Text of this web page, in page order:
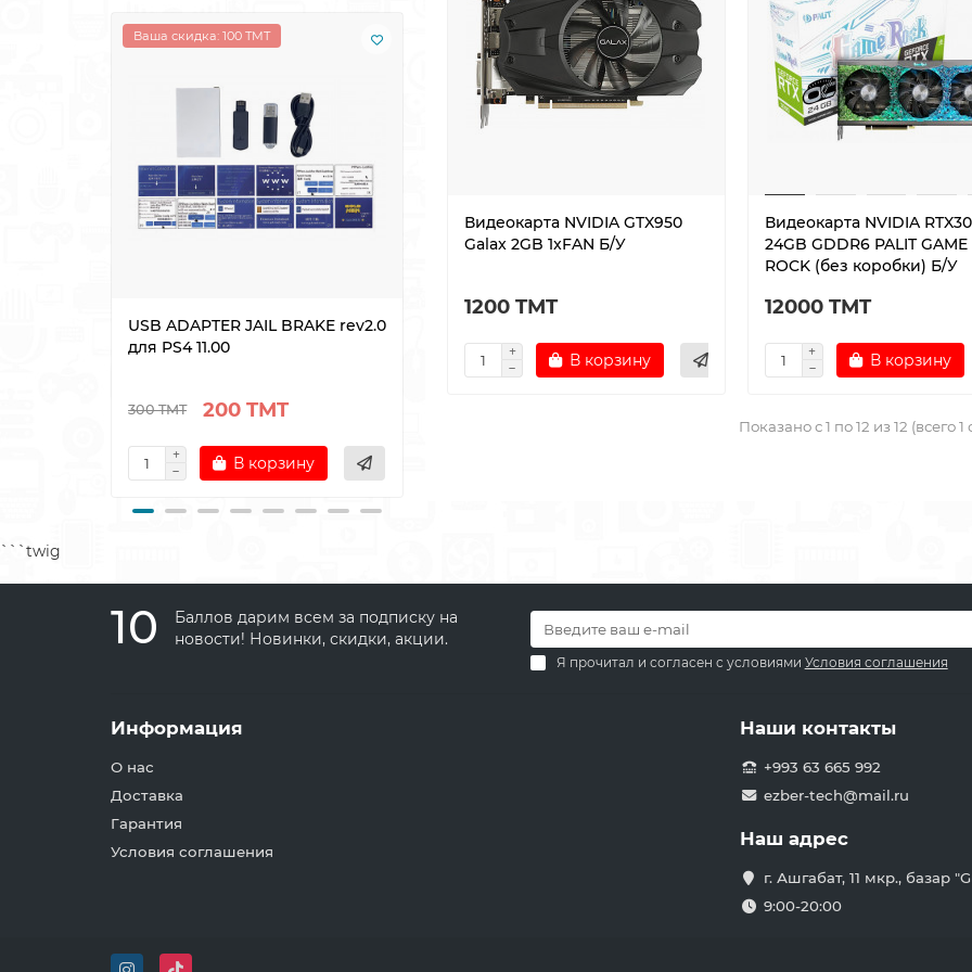
Ваша скидка: 100 TMT
USB ADAPTER JAIL BRAKE rev2.0
для PS4 11.00
300 TMT 200 TMT
В корзину
Ваша скидка: 60 TMT
Лидер продаж!
player
Ваша скидка: 250 TMT
8GB GDDR7 Palit OC White
Видеокарта NVIDIA GTX950
Galax 2GB 1xFAN Б/У
1200 TMT
В корзину
Видеокарта NVIDIA
24GB GDDR6 PALIT GAME
ROCK (без коробки) Б/У
12000 TMT
В корзину
Показано с 1 по 12 из 12 (всего
```twig
10
Баллов дарим всем за подписку на
новости! Новинки, скидки, акции.
Я прочитал и согласен с условиями Условия соглашения
Информация
О нас
Доставка
Гарантия
Условия соглашения
Наши контакты
+993 63 665 992
ezber-tech@mail.ru
Наш адрес
г. Ашгабат, 11 мкр., базар
9:00-20:00